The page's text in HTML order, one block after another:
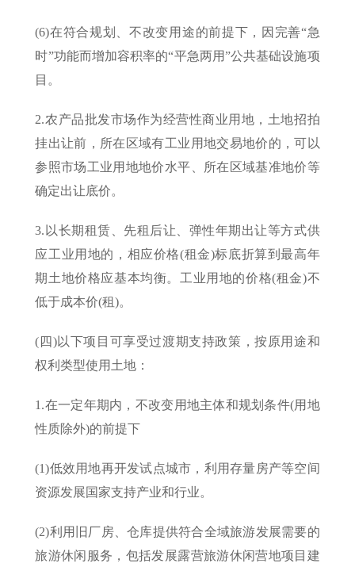
(6)在符合规划、不改变用途的前提下，因完善“急
时”功能而增加容积率的“平急两用”公共基础设施项
目。
2.农产品批发市场作为经营性商业用地，土地招拍
挂出让前，所在区域有工业用地交易地价的，可以
参照市场工业用地地价水平、所在区域基准地价等
确定出让底价。
3.以长期租赁、先租后让、弹性年期出让等方式供
应工业用地的，相应价格(租金)标底折算到最高年
期土地价格应基本均衡。工业用地的价格(租金)不
低于成本价(租)。
(四)以下项目可享受过渡期支持政策，按原用途和
权利类型使用土地：
1.在一定年期内，不改变用地主体和规划条件(用地
性质除外)的前提下
(1)低效用地再开发试点城市，利用存量房产等空间
资源发展国家支持产业和行业。
(2)利用旧厂房、仓库提供符合全域旅游发展需要的
旅游休闲服务，包括发展露营旅游休闲营地项目建